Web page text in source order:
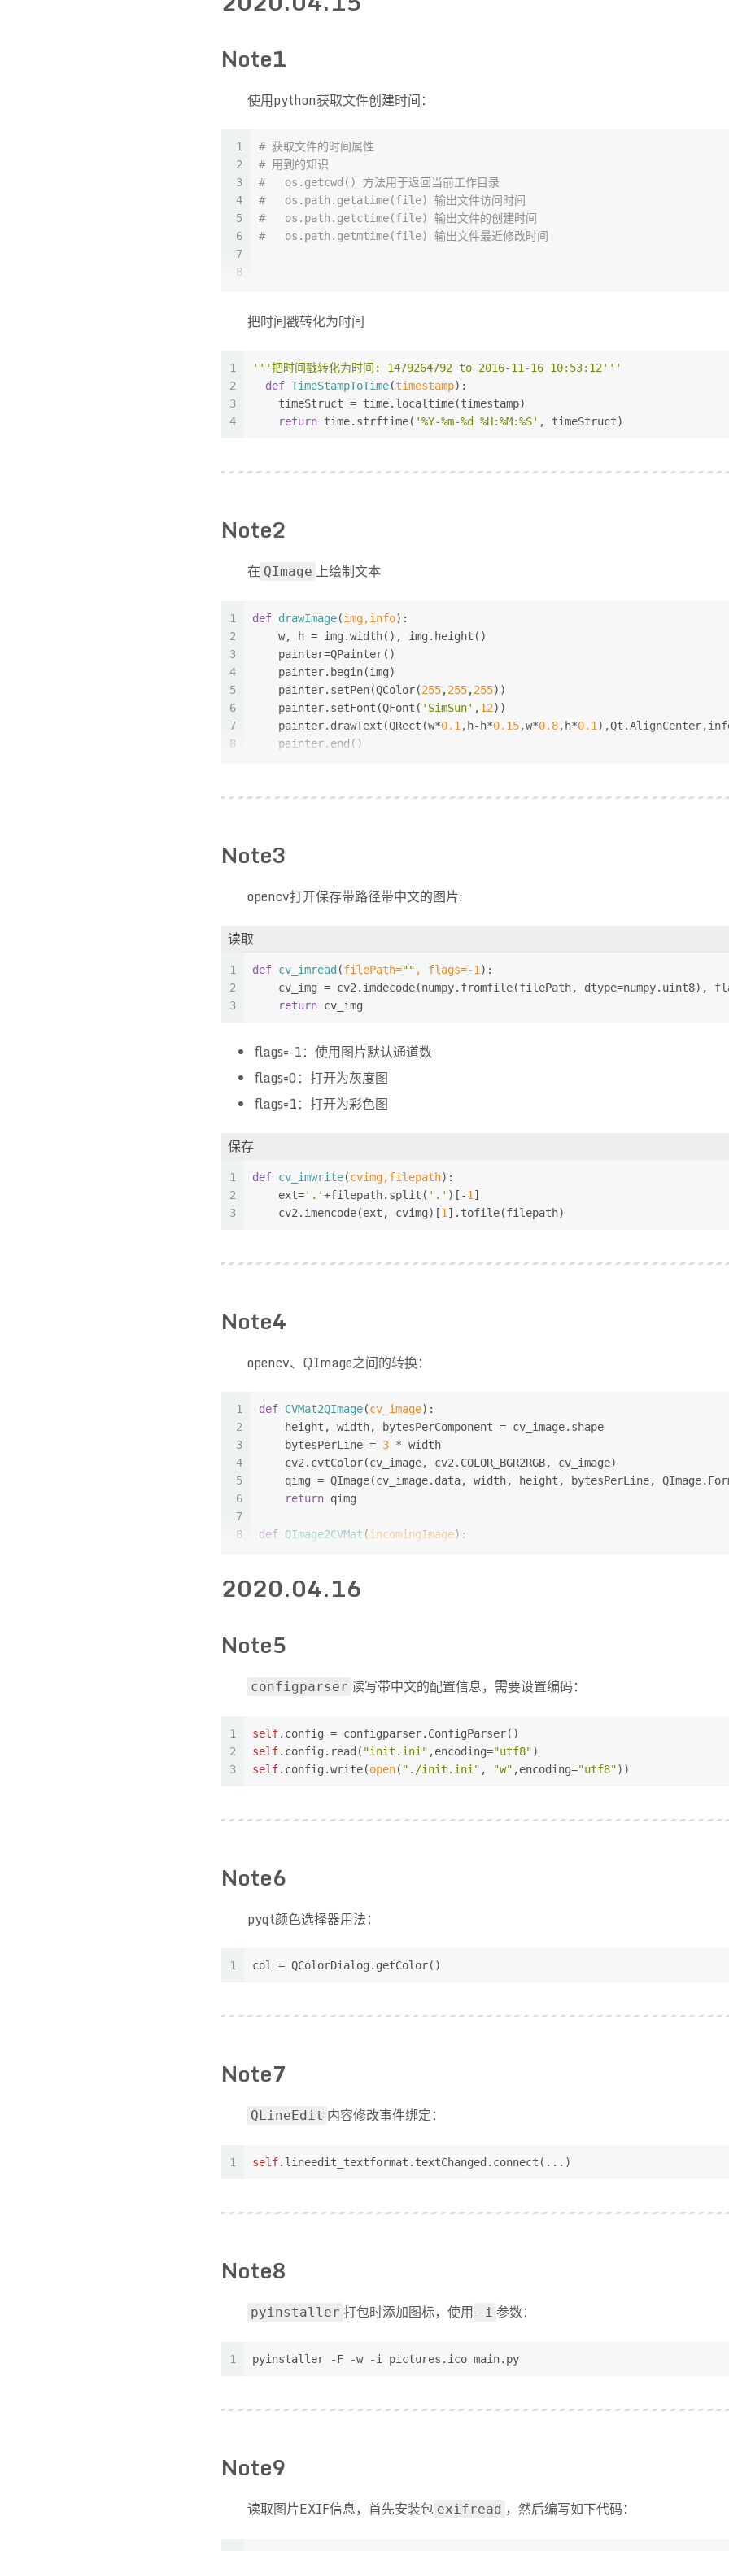
Note1
使用python获取文件创建时间：
1
2
3
4
5
6
7
8
13
14
15
16
19
# 获取文件的时间属性
# 用到的知识
#   os.getcwd() 方法用于返回当前工作目录
#   os.path.getatime(file) 输出文件访问时间
#   os.path.getctime(file) 输出文件的创建时间
#   os.path.getmtime(file) 输出文件最近修改时间
return [
        time.ctime(os.path.getatime(file)),
        time.ctime(os.path.getmtime(file)),
        time.ctime(os.path.getctime(file))
times = fileTime(os.getcwd())
把时间戳转化为时间
1
2
3
4
'''把时间戳转化为时间: 1479264792 to 2016-11-16 10:53:12'''
def TimeStampToTime(timestamp):
    timeStruct = time.localtime(timestamp)
return time.strftime( '%Y-%m-%d %H:%M:%S' , timeStruct)
Note2
在 QImage 上绘制文本
1
2
3
4
5
6
7
8
def drawImage(img,info):
    w, h = img.width(), img.height()
    painter=QPainter()
    painter.begin(img)
    painter.setPen(QColor(
255,255,255))
    painter.setFont(QFont(
'SimSun' ,12))
    painter.drawText(QRect(w*
0.1 ,h-h*0.15,w*0.8,h*0.1
    painter.end()
Note3
opencv打开保存带路径带中文的图片:
读取
1
2
3
def cv_imread (filePath="" , flags=-1 ):
cv_img = cv2.imdecode(numpy.fromfile(filePath, dtype=numpy.uint8),
return cv_img
flags=-1：使用图片默认通道数
flags=0：打开为灰度图
flags=1：打开为彩色图
保存
1
2
3
def cv_imwrite(cvimg,filepath):
    ext=
'.'+filepath.split( '.' )[-1 ]
    cv2.imencode(ext, cvimg)[
1 ].tofile(filepath)
Note4
opencv、QImage之间的转换：
1
2
3
4
5
6
7
8
11
14
def CVMat2QImage(cv_image):
    height, width, bytesPerComponent = cv_image.shape
    bytesPerLine =
3 * width
    cv2.cvtColor(cv_image, cv2.COLOR_BGR2RGB, cv_image)
qimg = QImage(cv_image.data, width, height, bytesPerLine,
return qimg
def QImage2CVMat (incomingImage):
    width = incomingImage.width()
    ptr.setsize(height * width *
2020.04.16
Note5
configparser 读写带中文的配置信息，需要设置编码：
1
2
3
self.config = configparser.ConfigParser()
self.config.read( "init.ini" ,encoding="utf8")
self.config.write(open( "./init.ini" , "w" ,encoding="utf8"))
Note6
pyqt颜色选择器用法：
1 col = QColorDialog.getColor()
Note7
QLineEdit 内容修改事件绑定：
1 self.lineedit_textformat.textChanged.connect(...)
Note8
pyinstaller 打包时添加图标，使用 -i 参数：
1 pyinstaller -F -w -i pictures.ico main.py
Note9
读取图片EXIF信息，首先安装包 exifread ，然后编写如下代码：